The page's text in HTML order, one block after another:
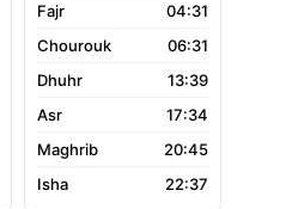
04:31
06:31
13:39
17:34
20:45
22:37